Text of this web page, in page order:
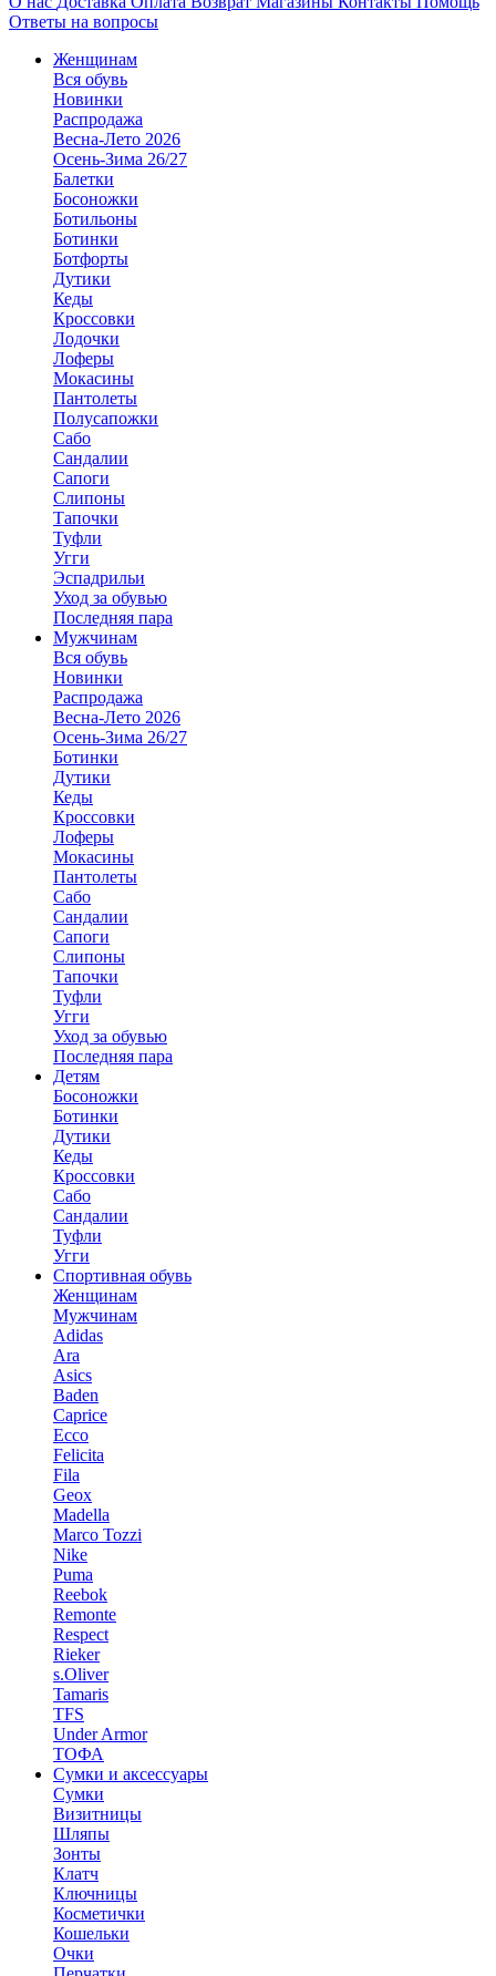
Ответы на вопросы
Женщинам
Вся обувь
Новинки
Распродажа
Весна-Лето 2026
Осень-Зима 26/27
Балетки
Босоножки
Ботильоны
Ботинки
Ботфорты
Дутики
Кеды
Кроссовки
Лодочки
Лоферы
Мокасины
Пантолеты
Полусапожки
Сабо
Сандалии
Сапоги
Слипоны
Тапочки
Туфли
Угги
Эспадрильи
Уход за обувью
Последняя пара
Мужчинам
Вся обувь
Новинки
Распродажа
Весна-Лето 2026
Осень-Зима 26/27
Ботинки
Дутики
Кеды
Кроссовки
Лоферы
Мокасины
Пантолеты
Сабо
Сандалии
Сапоги
Слипоны
Тапочки
Туфли
Угги
Уход за обувью
Последняя пара
Детям
Босоножки
Ботинки
Дутики
Кеды
Кроссовки
Сабо
Сандалии
Туфли
Угги
Спортивная обувь
Женщинам
Мужчинам
Adidas
Ara
Asics
Baden
Caprice
Ecco
Felicita
Fila
Geox
Madella
Marco Tozzi
Nike
Puma
Reebok
Remonte
Respect
Rieker
s.Oliver
Tamaris
TFS
Under Armor
ТОФА
Сумки и аксессуары
Сумки
Визитницы
Шляпы
Зонты
Клатч
Ключницы
Косметички
Кошельки
Очки